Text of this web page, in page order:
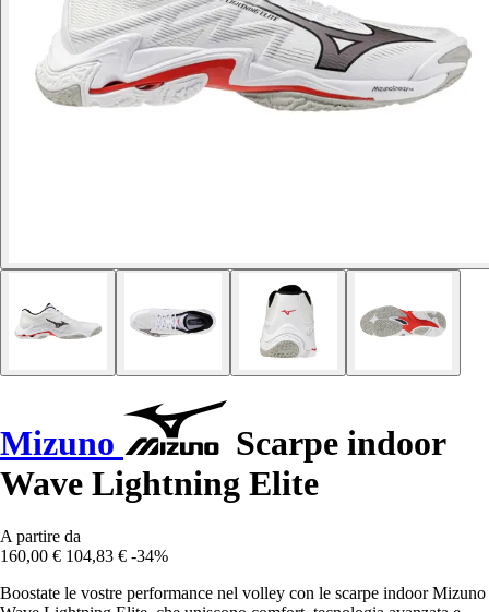
Mizuno
Scarpe indoor
Wave Lightning Elite
A partire da
160,00 € 104,83 € -34%
Boostate le vostre performance nel volley con le scarpe indoor Mizuno